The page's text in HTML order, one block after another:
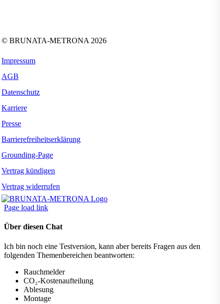
© BRUNATA-METRONA 2026
Impressum
AGB
Datenschutz
Karriere
Presse
Barrierefreiheitserklärung
Grounding-Page
Vertrag kündigen
Vertrag widerrufen
Page load link
Über diesen Chat
Ich bin noch eine Testversion, kann aber bereits Fragen aus den
folgenden Themenbereichen beantworten:
Rauchmelder
CO₂-Kostenaufteilung
Ablesung
Montage